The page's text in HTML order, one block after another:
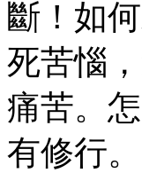
斷！如
死苦惱
痛苦。
有修行。